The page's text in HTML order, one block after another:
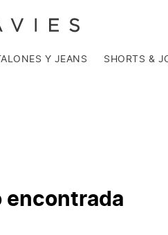
Y JEANS SHORTS &
encontrada